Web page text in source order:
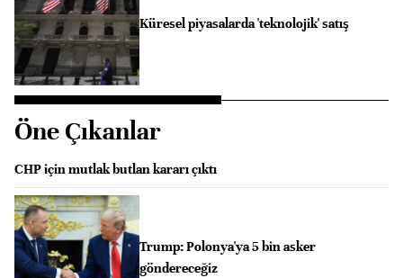
Küresel piyasalarda 'teknolojik' satış
Öne Çıkanlar
CHP için mutlak butlan kararı çıktı
Trump: Polonya'ya 5 bin asker
göndereceğiz